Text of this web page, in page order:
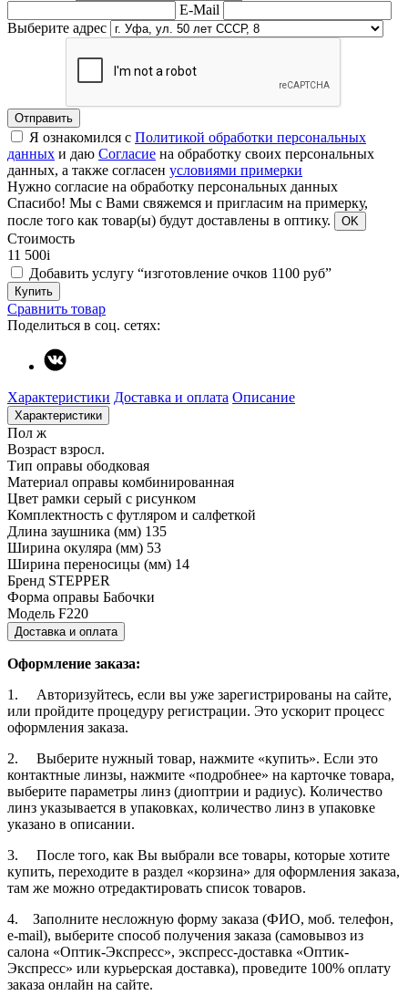
E-Mail
Выберите адрес
Отправить
Я ознакомился с Политикой обработки персональных
данных и даю Согласие на обработку своих персональных
данных, а также согласен условиями примерки
Нужно согласие на обработку персональных данных
Спасибо! Мы с Вами свяжемся и пригласим на примерку,
после того как товар(ы) будут доставлены в оптику.
OK
Стоимость
11 500i
Добавить услугу “изготовление очков 1100 руб”
Купить
Сравнить товар
Поделиться в соц. сетях:
Характеристики Доставка и оплата Описание
Характеристики
Пол ж
Возраст взросл.
Тип оправы ободковая
Материал оправы комбинированная
Цвет рамки серый с рисунком
Комплектность с футляром и салфеткой
Длина заушника (мм) 135
Ширина окуляра (мм) 53
Ширина переносицы (мм) 14
Бренд STEPPER
Форма оправы Бабочки
Модель F220
Доставка и оплата
Оформление заказа:
1. Авторизуйтесь, если вы уже зарегистрированы на сайте,
или пройдите процедуру регистрации. Это ускорит процесс
оформления заказа.
2. Выберите нужный товар, нажмите «купить». Если это
контактные линзы, нажмите «подробнее» на карточке товара,
выберите параметры линз (диоптрии и радиус). Количество
линз указывается в упаковках, количество линз в упаковке
указано в описании.
3. После того, как Вы выбрали все товары, которые хотите
купить, переходите в раздел «корзина» для оформления заказа,
там же можно отредактировать список товаров.
4. Заполните несложную форму заказа (ФИО, моб. телефон,
e-mail), выберите способ получения заказа (самовывоз из
салона «Оптик-Экспресс», экспресс-доставка «Оптик-
Экспресс» или курьерская доставка), проведите 100% оплату
заказа онлайн на сайте.